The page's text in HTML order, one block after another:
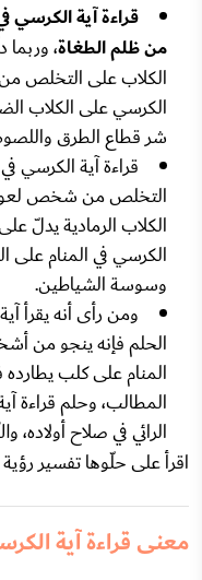
قراءة آية الكرسي
من ظلم الطغاة،
الكلاب على التخلص من
الكرسي على الكلاب
شر قطاع الطرق
قراءة آية الكرسي
التخلص من شخص
الكلاب الرمادية يدلّ
الكرسي في المنام
وسوسة الشياطين.
ومن رأى أنه يقرأ
الحلم فإنه ينجو من
المنام على كلب
المطالب، وحلم
الرائي في صلاح أولاده،
اقرأ على حلّوها تفسير
معنى قراءة آية